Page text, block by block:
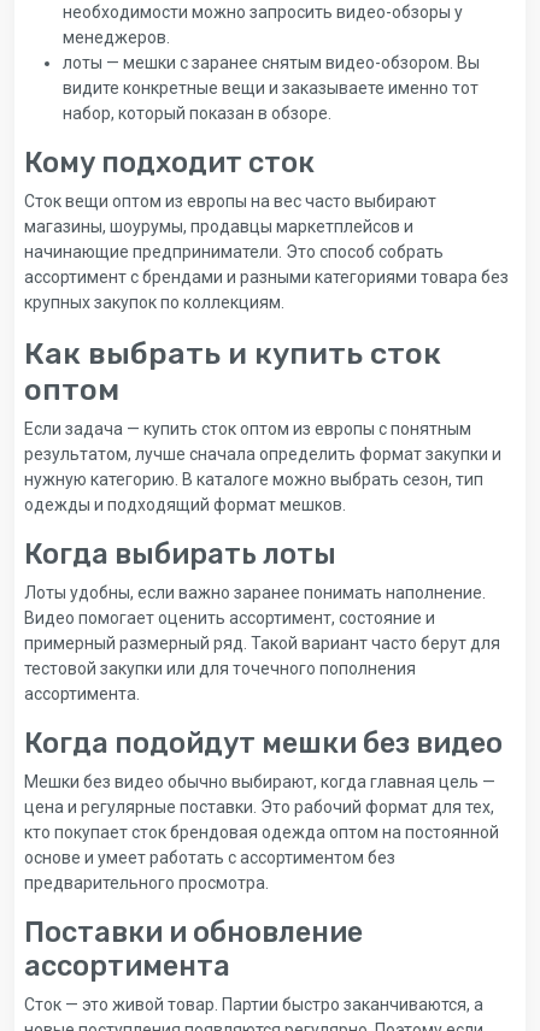
необходимости можно запросить видео-обзоры у
менеджеров.
лоты — мешки с заранее снятым видео-обзором. Вы
видите конкретные вещи и заказываете именно тот
набор, который показан в обзоре.
Кому подходит сток
Сток вещи оптом из европы на вес часто выбирают
магазины, шоурумы, продавцы маркетплейсов и
начинающие предприниматели. Это способ собрать
ассортимент с брендами и разными категориями товара без
крупных закупок по коллекциям.
Как выбрать и купить сток
оптом
Если задача — купить сток оптом из европы с понятным
результатом, лучше сначала определить формат закупки и
нужную категорию. В каталоге можно выбрать сезон, тип
одежды и подходящий формат мешков.
Когда выбирать лоты
Лоты удобны, если важно заранее понимать наполнение.
Видео помогает оценить ассортимент, состояние и
примерный размерный ряд. Такой вариант часто берут для
тестовой закупки или для точечного пополнения
ассортимента.
Когда подойдут мешки без видео
Мешки без видео обычно выбирают, когда главная цель —
цена и регулярные поставки. Это рабочий формат для тех,
кто покупает сток брендовая одежда оптом на постоянной
основе и умеет работать с ассортиментом без
предварительного просмотра.
Поставки и обновление
ассортимента
Сток — это живой товар. Партии быстро заканчиваются, а